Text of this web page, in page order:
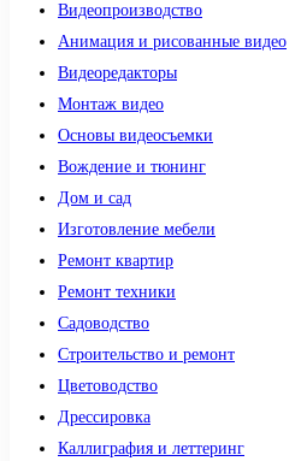
Видеопроизводство
Анимация и рисованные видео
Видеоредакторы
Монтаж видео
Основы видеосъемки
Вождение и тюнинг
Дом и сад
Изготовление мебели
Ремонт квартир
Ремонт техники
Садоводство
Строительство и ремонт
Цветоводство
Дрессировка
Каллиграфия и леттеринг